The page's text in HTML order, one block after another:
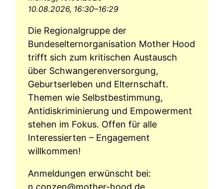
10.08.2026, 16:30–16:29
Die Regionalgruppe der
Bundeselternorganisation Mother Hood
trifft sich zum kritischen Austausch
über Schwangerenversorgung,
Geburtserleben und Elternschaft.
Themen wie Selbstbestimmung,
Antidiskriminierung und Empowerment
stehen im Fokus. Offen für alle
Interessierten – Engagement
willkommen!
Anmeldungen erwünscht bei:
n.conzen@mother-hood.de